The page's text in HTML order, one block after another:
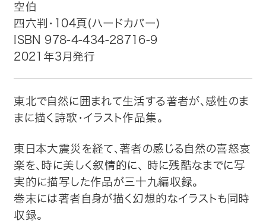
トップ
自費出版したい方
メディア紹介
購入方法
お問い合わせ
画像・文章の使用について
企業情報
空伯
四六判・104頁(ハードカバー)
ISBN 978-4-434-28716-9
2021年3月発行
東北で自然に囲まれて生活する著者が、感性のま
まに描く詩歌・イラスト作品集。
東日本大震災を経て、著者の感じる自然の喜怒哀
楽を、時に美しく叙情的に、 時に残酷なまでに写
実的に描写した作品が三十九編収録。
巻末には著者自身が描く幻想的なイラストも同時
収録。